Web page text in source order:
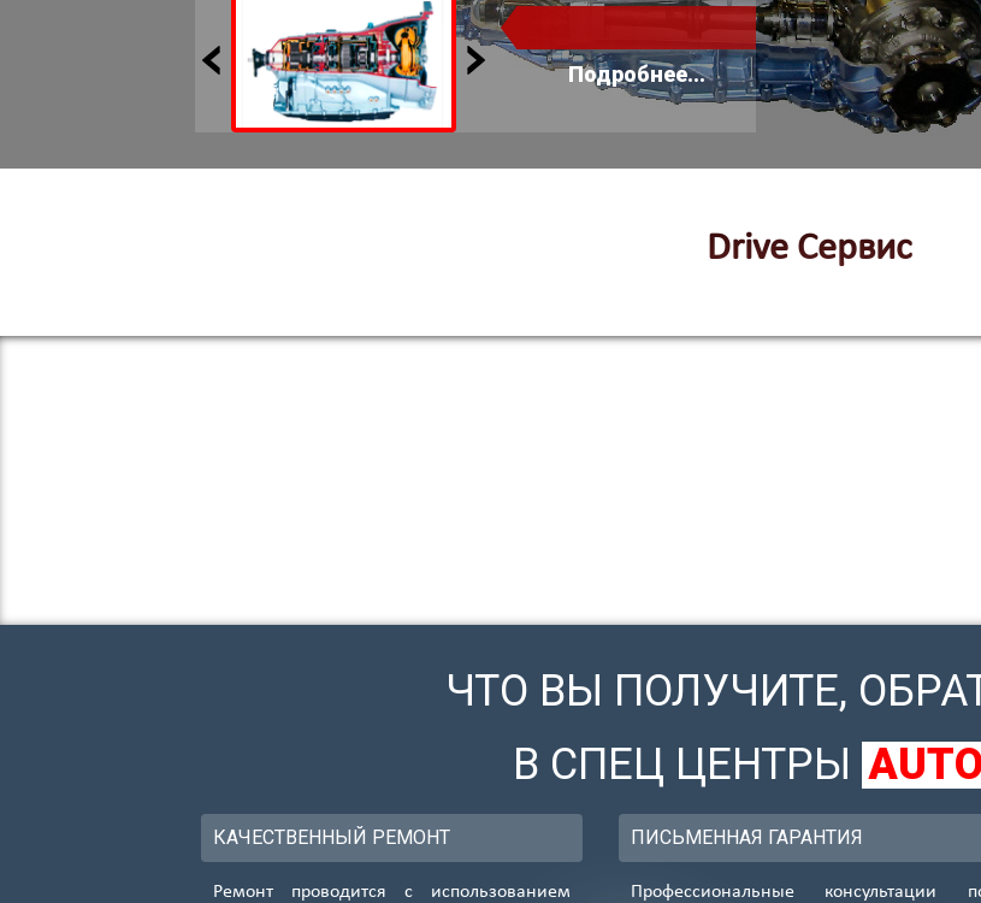
Подробнее...
Drive Сервис
ЧТО ВЫ ПОЛУЧИТЕ,
В СПЕЦ ЦЕНТРЫ
КАЧЕСТВЕННЫЙ РЕМОНТ
Ремонт проводится с использованием
ПИСЬМЕННАЯ ГАРАНТИЯ
Профессиональные консультации